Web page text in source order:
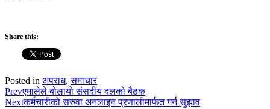
Share this:
Posted in अपराध,समाचार
Prevएमालेले बोलायो संसदीय दलको बैठक
Nextकर्मचारीको सरुवा अनलाइन प्रणालीमार्फत गर्न सुझाव